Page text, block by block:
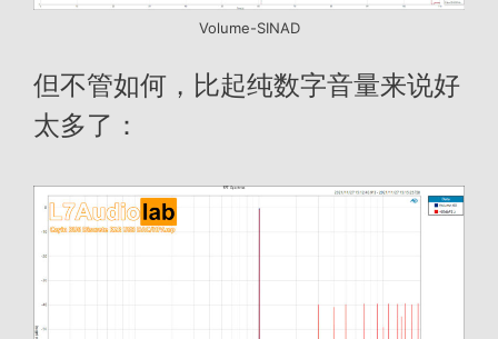
Volume-SINAD
但不管如何，比起纯数字音量来说好
太多了：